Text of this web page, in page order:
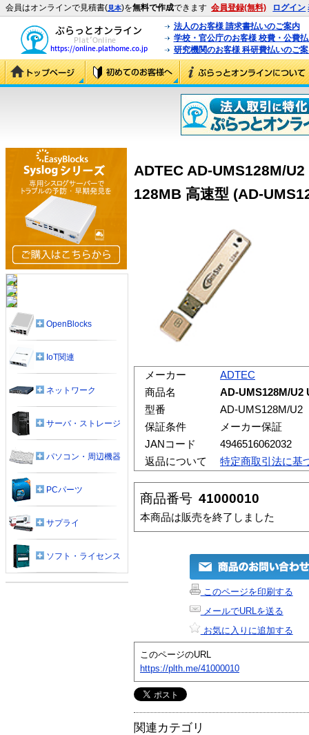
会員はオンラインで見積書(見本)を無料で作成できます 会員登録(無料) ログイン
法人のお客様 請求書払いのご案内
学校・官公庁のお客様 校費・公費
研究機関のお客様 科研費払いのご
ADTEC AD-UMS128M/
128MB 高速型 (AD-
メーカー
ADTEC
商品名
AD-UMS128M/U2
型番
AD-UMS128M/U2
保証条件
メーカー保証
JANコード
4946516062032
返品について
特定商取引法に基
商品番号 41000010
本商品は販売を終了しました
このページを印刷する
メールでURLを送る
お気に入りに追加する
このページのURL
https://plth.me/41000010
関連カテゴリ
OpenBlocks
IoT関連
ネットワーク
サーバ・ストレージ
パソコン・周辺機器
PCパーツ
サプライ
ソフト・ライセンス